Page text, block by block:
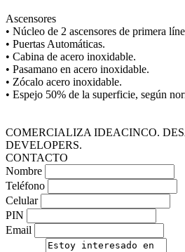
Ascensores
• Núcleo de 2 ascensores de primera
• Puertas Automáticas.
• Cabina de acero inoxidable.
• Pasamano en acero inoxidable.
• Zócalo acero inoxidable.
• Espejo 50% de la superficie, según
COMERCIALIZA IDEACINCO.
DEVELOPERS.
CONTACTO
Nombre
Teléfono
Celular
PIN
Email